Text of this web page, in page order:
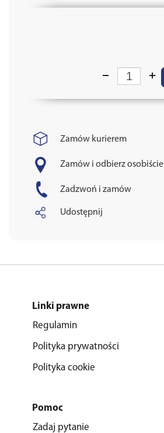
Zamów kurierem
Zamów i odbierz osobiście
Zadzwoń i zamów
Udostępnij
Linki prawne
Regulamin
Polityka prywatności
Polityka cookie
Pomoc
Zadaj pytanie